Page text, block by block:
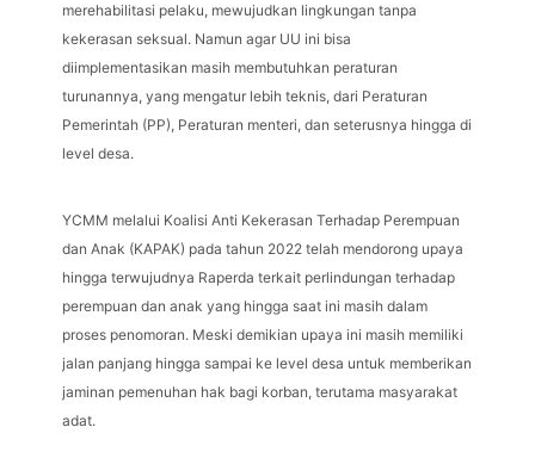
merehabilitasi pelaku, mewujudkan lingkungan tanpa
kekerasan seksual. Namun agar UU ini bisa
diimplementasikan masih membutuhkan peraturan
turunannya, yang mengatur lebih teknis, dari Peraturan
Pemerintah (PP), Peraturan menteri, dan seterusnya hingga di
level desa.
YCMM melalui Koalisi Anti Kekerasan Terhadap Perempuan
dan Anak (KAPAK) pada tahun 2022 telah mendorong upaya
hingga terwujudnya Raperda terkait perlindungan terhadap
perempuan dan anak yang hingga saat ini masih dalam
proses penomoran. Meski demikian upaya ini masih memiliki
jalan panjang hingga sampai ke level desa untuk memberikan
jaminan pemenuhan hak bagi korban, terutama masyarakat
adat.